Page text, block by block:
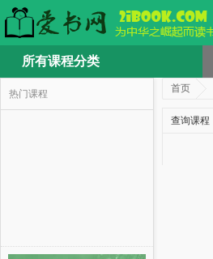
所有课程分类
热门课程 首页
查询课程